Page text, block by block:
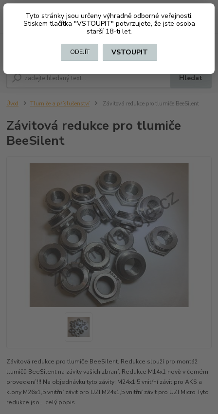
Tyto stránky jsou určeny výhradně odborné veřejnosti.
Stiskem tlačítka "VSTOUPIT" potvrzujete, že jste osoba
starší 18-ti let.
ODEJÍT VSTOUPIT
CZK
Hledat
+420 603794370 za0 Kč
Úvod Tlumiče a příslušenství Závitová redukce pro tlumiče BeeSilent
Závitová redukce pro tlumiče
BeeSilent
Závitová redukce pro tlumiče BeeSilent. Redukce slouží pro montáž
tlumičů BeeSilent na závity vašich zbraní. Redukce M14x1 nově v černém
provedení !!! Na objednávku tyto závity: M24x1,5 vnitřní závit pro AKS a
klony M26x1,5 vnitřní závit pro UZI M24x1,5 vnitřní závit pro UZI Micro Tyto
redukce jso... celý popis